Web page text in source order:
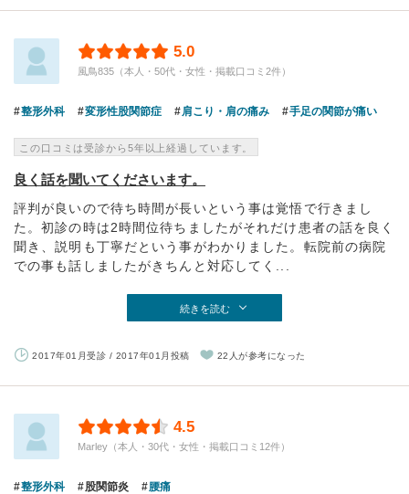
5.0
風鳥835（本人・50代・女性・掲載口コミ2件）
整形外科 変形性股関節症 肩こり・肩の痛み 手足の関節が痛い
この口コミは受診から5年以上経過しています。
良く話を聞いてくださいます。
評判が良いので待ち時間が長いという事は覚悟で行きまし
た。初診の時は2時間位待ちましたがそれだけ患者の話を良く
聞き、説明も丁寧だという事がわかりました。転院前の病院
での事も話しましたがきちんと対応してく...
続きを読む
2017年01月受診 / 2017年01月投稿 22人が参考になった
4.5
Marley（本人・30代・女性・掲載口コミ12件）
整形外科 股関節炎 腰痛